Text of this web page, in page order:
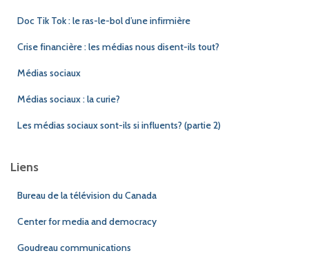
Doc Tik Tok : le ras-le-bol d’une infirmière
Crise financière : les médias nous disent-ils tout?
Médias sociaux
Médias sociaux : la curie?
Les médias sociaux sont-ils si influents? (partie 2)
Liens
Bureau de la télévision du Canada
Center for media and democracy
Goudreau communications